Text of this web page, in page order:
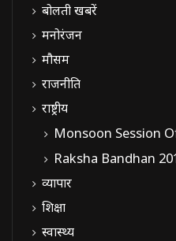
बोलती खबरें
मनोरंजन
मौसम
राजनीति
राष्ट्रीय
Monsoon Session
Raksha Bandhan
व्यापार
शिक्षा
स्वास्थ्य